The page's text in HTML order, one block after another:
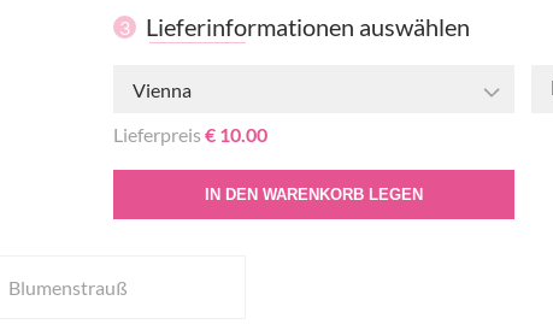
3 Lieferinformationen auswählen
Vienna
Lieferpreis€ 10.00
IN DEN WARENKORB LEGEN
Blumenstrauß